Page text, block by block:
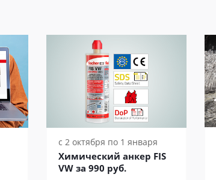
с 2 октября по 1 января
Химический анкер FIS
VW за 990 руб.